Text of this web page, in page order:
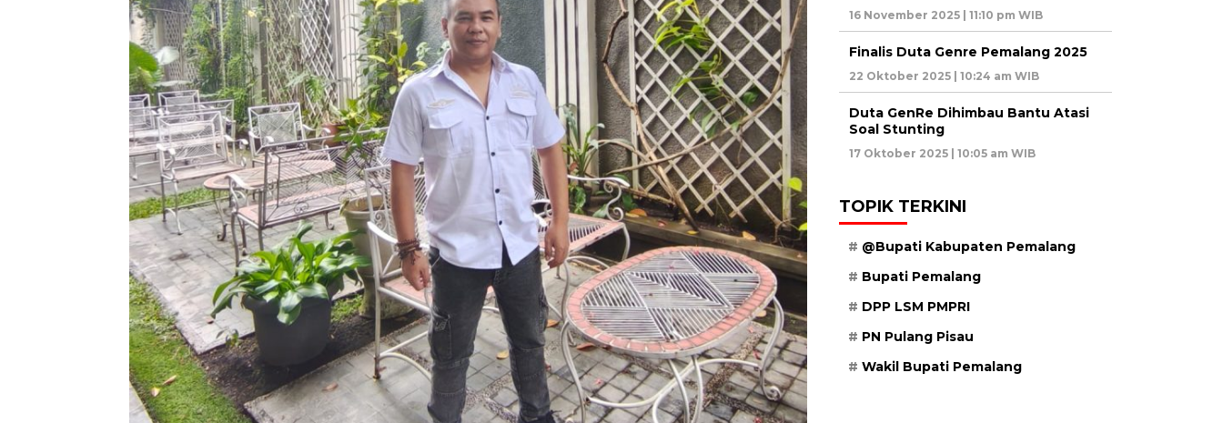
16 November 2025 | 11:10 pm WIB
Finalis Duta Genre Pemalang 2025
22 Oktober 2025 | 10:24 am WIB
Duta GenRe Dihimbau Bantu Atasi
Soal Stunting
17 Oktober 2025 | 10:05 am WIB
TOPIK TERKINI
@Bupati Kabupaten Pemalang
Bupati Pemalang
DPP LSM PMPRI
PN Pulang Pisau
Wakil Bupati Pemalang